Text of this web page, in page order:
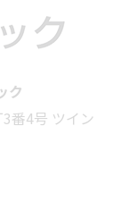
ク
番4号 ツイン